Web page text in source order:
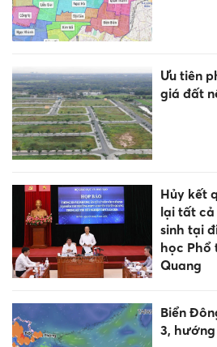
Ưu tiên
giá đất
Hủy kết
lại tất
sinh tại
học Phổ
Quang
Biển
3,